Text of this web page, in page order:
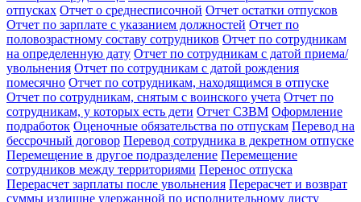
отпусках Отчет о среднесписочной Отчет остатки отпусков
Отчет по зарплате с указанием должностей Отчет по
половозрастному составу сотрудников Отчет по сотрудникам
на определенную дату Отчет по сотрудникам с датой приема/
увольнения Отчет по сотрудникам с датой рождения
помесячно Отчет по сотрудникам, находящимся в отпуске
Отчет по сотрудникам, снятым с воинского учета Отчет по
сотрудникам, у которых есть дети Отчет СЗВМ Оформление
подработок Оценочные обязательства по отпускам Перевод на
бессрочный договор Перевод сотрудника в декретном отпуске
Перемещение в другое подразделение Перемещение
сотрудников между территориями Перенос отпуска
Перерасчет зарплаты после увольнения Перерасчет и возврат
суммы излишне удержанной по исполнительному листу